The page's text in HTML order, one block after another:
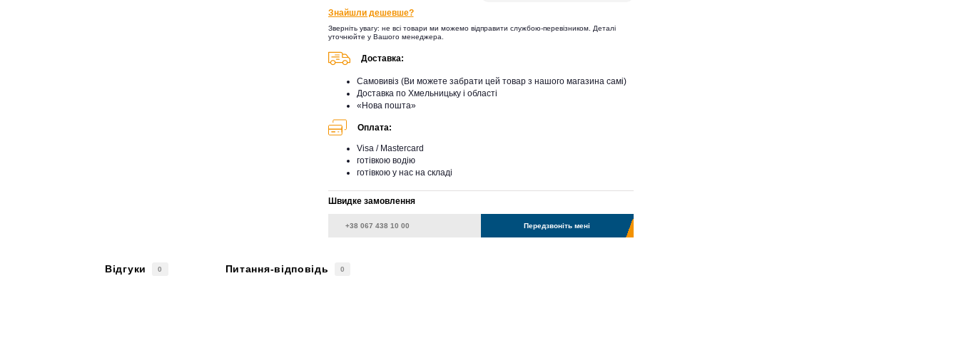
Знайшли дешевше?
Зверніть увагу: не всі товари ми можемо відправити службою-перевізником. Деталі
уточнюйте у Вашого менеджера.
Доставка:
Самовивіз (Ви можете забрати цей товар з нашого магазина самі)
Доставка по Хмельницьку і області
«Нова пошта»
Оплата:
Visa / Mastercard
готівкою водію
готівкою у нас на складі
Швидке замовлення
Передзвоніть мені
Відгуки 0 Питання-відповідь 0